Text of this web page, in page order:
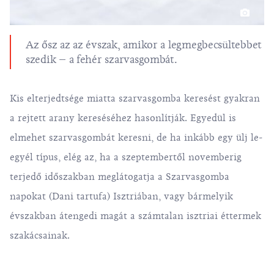
Az ősz az az évszak, amikor a legmegbecsültebbet
szedik – a fehér szarvasgombát.
Kis elterjedtsége miatta szarvasgomba keresést gyakran
a rejtett arany kereséséhez hasonlítják. Egyedül is
elmehet szarvasgombát keresni, de ha inkább egy ülj le-
egyél típus, elég az, ha a szeptembertől novemberig
terjedő időszakban meglátogatja a Szarvasgomba
napokat (Dani tartufa) Isztriában, vagy bármelyik
évszakban átengedi magát a számtalan isztriai éttermek
szakácsainak.